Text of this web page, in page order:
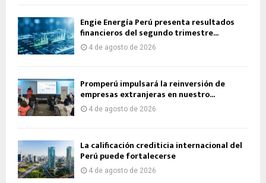
Engie Energía Perú presenta resultados
financieros del segundo trimestre...
4 de agosto de 2026
Promperú impulsará la reinversión de
empresas extranjeras en nuestro...
4 de agosto de 2026
La calificación crediticia internacional del
Perú puede fortalecerse
4 de agosto de 2026